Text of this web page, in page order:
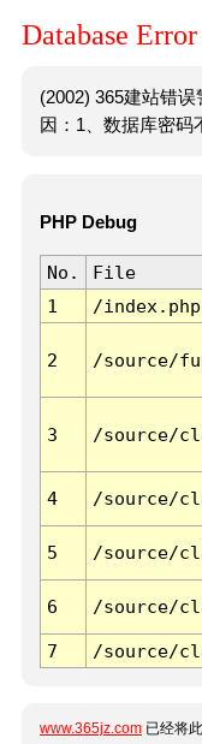
Database Error
(2002) 365建站错
因：1、数据库密码
PHP Debug
No. File
1
/index.php
2 /source/
3 /source/
4 /source/
5 /source/
6 /source/
7 /source/
www.365jz.com 已经将